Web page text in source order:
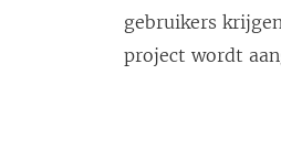
gebruikers
project wordt